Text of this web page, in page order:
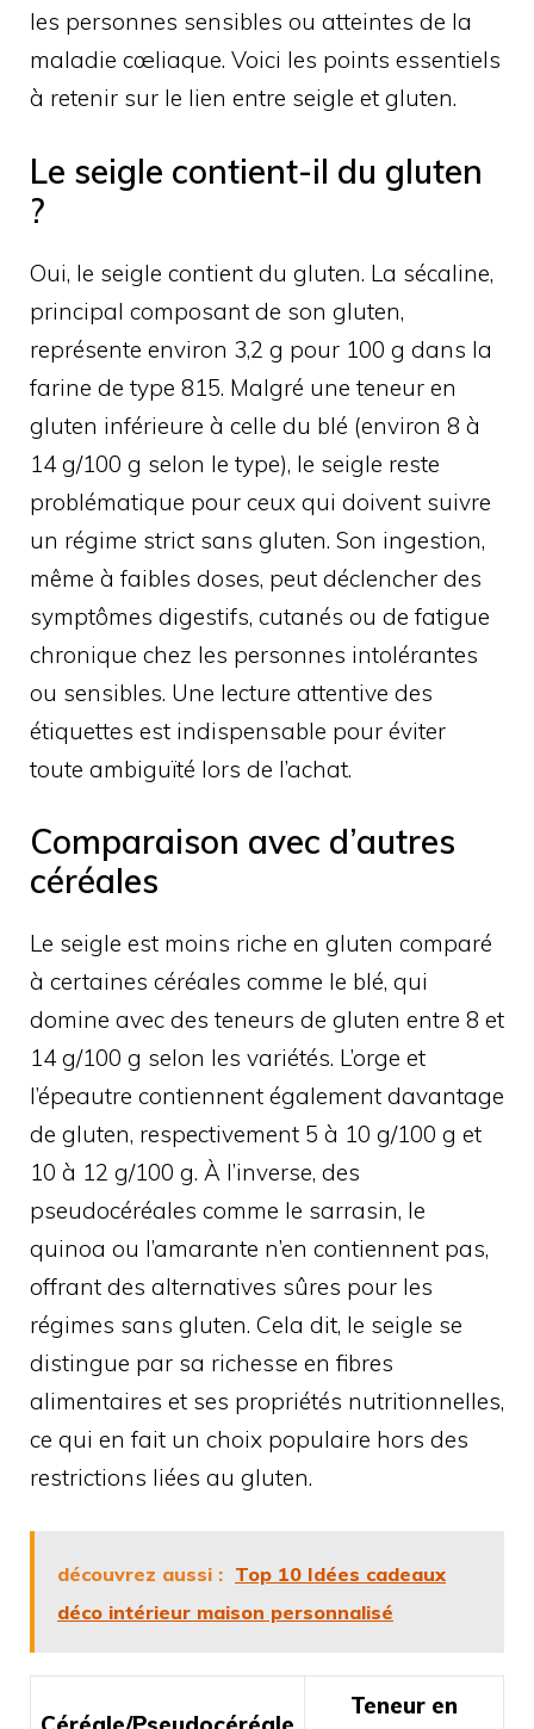
les personnes sensibles ou atteintes de la
maladie cœliaque. Voici les points essentiels
à retenir sur le lien entre seigle et gluten.
Le seigle contient-il du gluten
?
Oui, le seigle contient du gluten. La sécaline,
principal composant de son gluten,
représente environ 3,2 g pour 100 g dans la
farine de type 815. Malgré une teneur en
gluten inférieure à celle du blé (environ 8 à
14 g/100 g selon le type), le seigle reste
problématique pour ceux qui doivent suivre
un régime strict sans gluten. Son ingestion,
même à faibles doses, peut déclencher des
symptômes digestifs, cutanés ou de fatigue
chronique chez les personnes intolérantes
ou sensibles. Une lecture attentive des
étiquettes est indispensable pour éviter
toute ambiguïté lors de l’achat.
Comparaison avec d’autres
céréales
Le seigle est moins riche en gluten comparé
à certaines céréales comme le blé, qui
domine avec des teneurs de gluten entre 8 et
14 g/100 g selon les variétés. L’orge et
l’épeautre contiennent également davantage
de gluten, respectivement 5 à 10 g/100 g et
10 à 12 g/100 g. À l’inverse, des
pseudocéréales comme le sarrasin, le
quinoa ou l’amarante n’en contiennent pas,
offrant des alternatives sûres pour les
régimes sans gluten. Cela dit, le seigle se
distingue par sa richesse en fibres
alimentaires et ses propriétés nutritionnelles,
ce qui en fait un choix populaire hors des
restrictions liées au gluten.
découvrez aussi : Top 10 Idées cadeaux
déco intérieur maison personnalisé
Teneur en